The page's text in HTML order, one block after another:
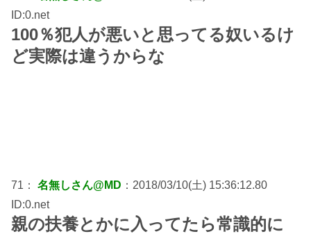
ID:0.net
100％犯人が悪いと思ってる奴いるけ
ど実際は違うからな
71： 名無しさん@MD ：2018/03/10(土) 15:36:12.80
ID:0.net
親の扶養とかに入ってたら常識的に